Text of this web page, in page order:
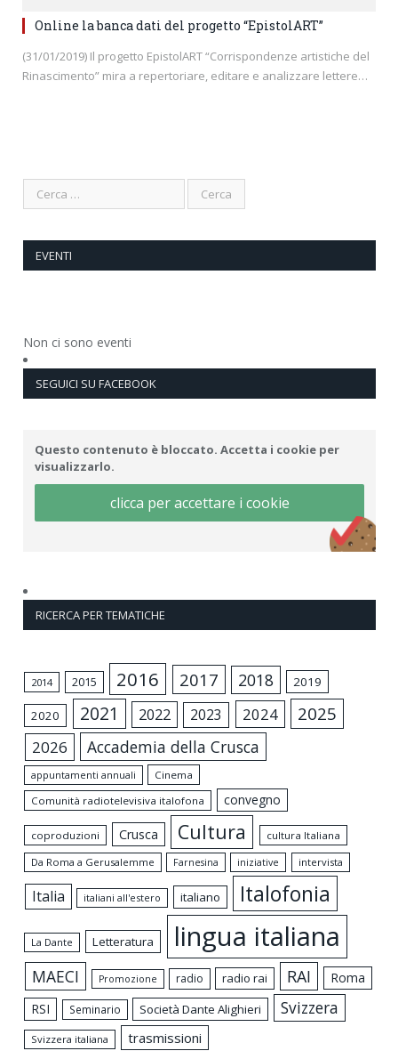
Online la banca dati del progetto “EpistolART”
(31/01/2019) Il progetto EpistolART “Corrispondenze artistiche del
Rinascimento” mira a repertoriare, editare e analizzare lettere…
EVENTI
Non ci sono eventi
SEGUICI SU FACEBOOK
Questo contenuto è bloccato. Accetta i cookie per
visualizzarlo.
clicca per accettare i cookie
RICERCA PER TEMATICHE
2014 2015 2016 2017 2018 2019
2020 2021 2022 2023 2024 2025
2026 Accademia della Crusca
appuntamenti annuali
Cinema
Comunità radiotelevisiva italofona
convegno
coproduzioni Crusca Cultura
cultura Italiana
Da Roma a Gerusalemme
Farnesina iniziative intervista
Italia italiani all'estero italiano Italofonia
La Dante Letteratura lingua italiana
MAECI Promozione radio radio rai RAI
Roma
RSI
Seminario Società Dante Alighieri Svizzera
Svizzera italiana trasmissioni